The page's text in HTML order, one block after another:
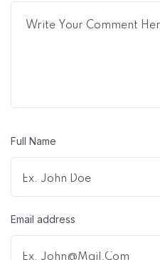
Full Name
Email address